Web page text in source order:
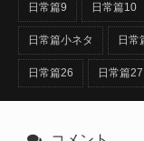
日常篇9 日常篇10
日常篇小ネタ 日常
日常篇26 日常篇27